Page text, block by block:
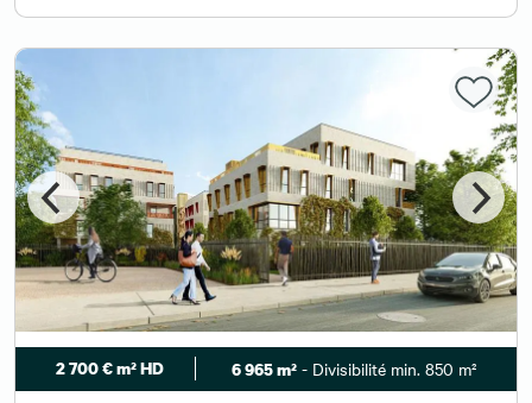
2 700 € m² HD 6 965 m² - Divisibilité min. 850 m²